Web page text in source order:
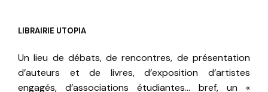
LIBRAIRIE UTOPIA
Un lieu de débats, de rencontres, de présentation
d’auteurs et de livres, d’exposition d’artistes
engagés, d’associations étudiantes… bref, un «